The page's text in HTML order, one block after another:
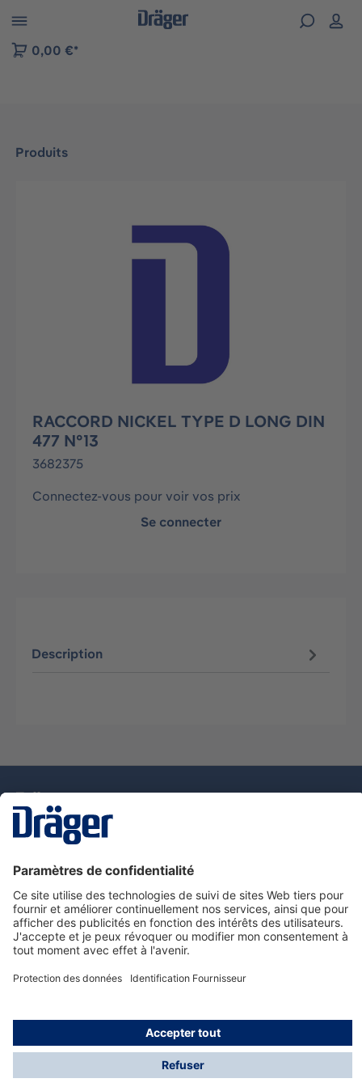
to B2B platform navigation
0,00 €*
Produits
Ignorer la galerie d'images
RACCORD NICKEL TYPE D LONG DIN
477 N°13
3682375
Connectez-vous pour voir vos prix
Se connecter
Description
Nous contacter
Service de e-commande Dräger
Informations sur les produits
© Dräger France SAS, 2024
*Prix hors taxe. Frais de gestion et de livraison standard
offerts; Indépendamment de la valeur ou du volume de